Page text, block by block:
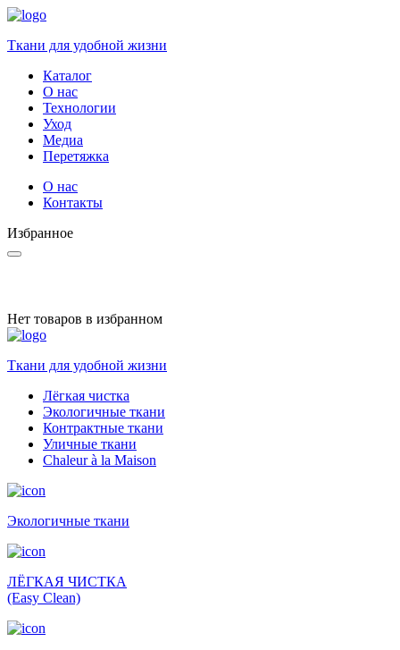
Ткани для удобной жизни
Каталог
О нас
Технологии
Уход
Медиа
Перетяжка
О нас
Контакты
Избранное
Нет товаров в избранном
Ткани для удобной жизни
Лёгкая чистка
Экологичные ткани
Контрактные ткани
Уличные ткани
Сhaleur à la Maison
Экологичные ткани
ЛЁГКАЯ ЧИСТКА
(Easy Clean)